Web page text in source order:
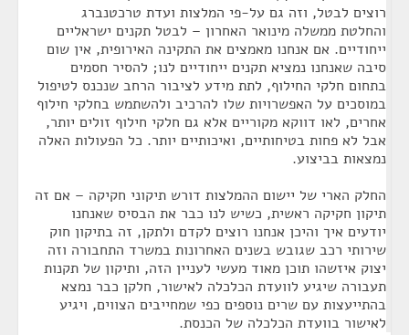
רוצים לבטל, וזה גם על-פי המלצות ועדת טרכטנברג
והחלטת ממשלה מינואר האחרון – לבטל תקנים ישראליים
ייחודיים. אם אנחנו מאמצים את התקינה האירופית, אין שום
סיבה שאנחנו נמציא תקנים ייחודיים לנו; להסיר חסמים
בתחום חלקי החילוף, לתת מידע לציבור הרחב שנכנס לטיפול
במוסכים על האפשרויות שלו להרכיב ולהשתמש בחלקי חילוף
אחרים, לאו דווקא מקוריים אלא גם חלקי חילוף זולים יותר,
אבל לא פחות בטיחותיים, ואיכותיים יותר. כל הפעולות האלה
נמצאות בביצוע.
החלק הארי של יישום ההמלצות דורש תיקוני חקיקה – אם זה
תיקון חקיקה ראשית, כשיש לנו כבר את הבסיס שאנחנו
יודעים איך והיכן אנחנו רוצים לקדם ולתקן, זה בתיקון חוק
שירותי רכב שגובש בשנים האחרונות במשרד התחבורה וזה
יצוק איזשהו תוכן מאוד מעשי לעניין הזה, ותיקון של תקנות
תעבורה שיגיע לוועדת הכלכלה לאישור, חלקן כבר נמצא
בהתייעצות עם שרים נוספים כפי שמחייבים הצווים, ויגיע
לאישור בוועדת הכלכלה של הכנסת.